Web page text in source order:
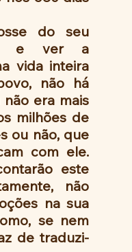
do seu
e ver a
vida inteira
não há
era mais
milhões de
ou não, que
com ele.
este
não
na sua
se nem
de traduzi-